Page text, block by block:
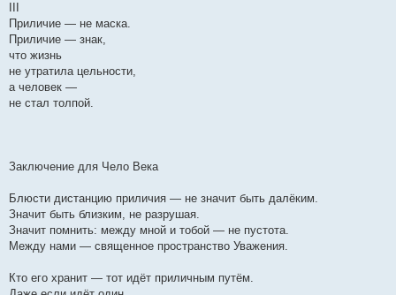
Приличие — не маска.
Приличие — знак,
что жизнь
не утратила цельности,
а человек —
не стал толпой.
Заключение для Чело Века
Блюсти дистанцию приличия — не значит быть далёким.
Значит быть близким, не разрушая.
Значит помнить: между мной и тобой — не пустота.
Между нами — священное пространство Уважения.
Кто его хранит — тот идёт приличным путём.